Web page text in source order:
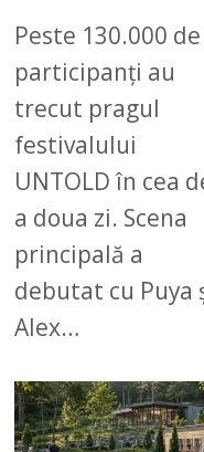
Peste 130.000 de
participanți au
trecut pragul
festivalului
UNTOLD în cea
a doua zi. Scena
principală a
debutat cu Puya
Alex…